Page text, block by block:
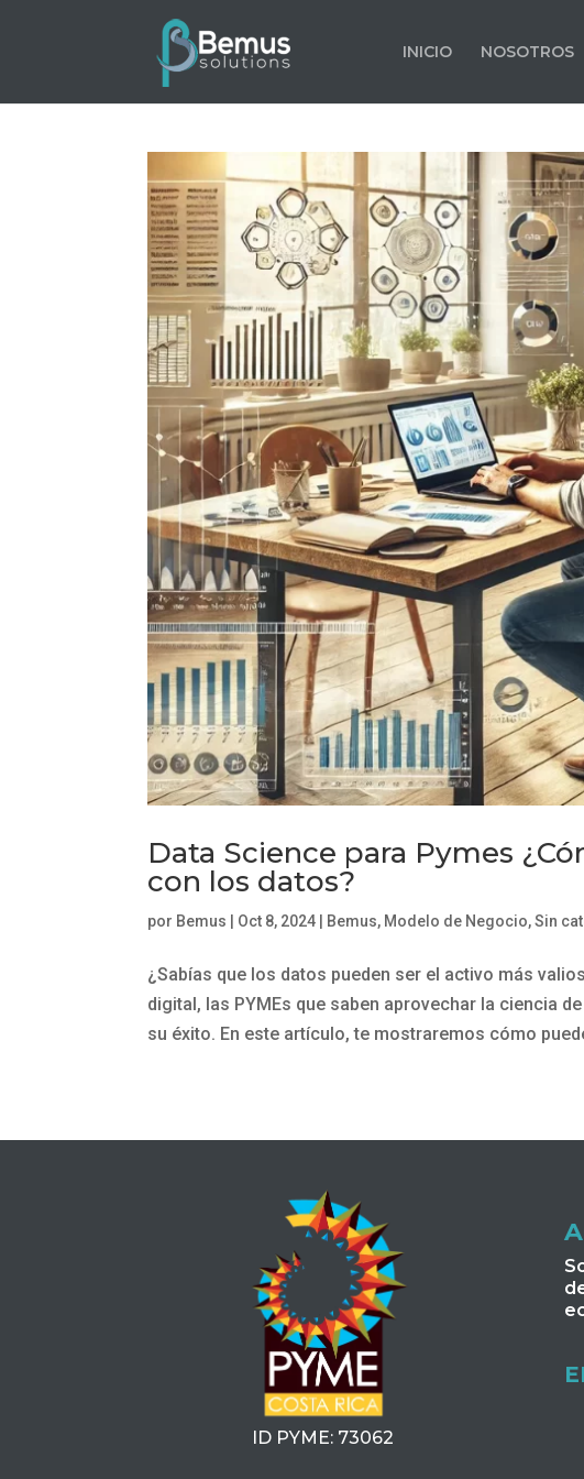
INICIO NOSOTROS
Data Science para Pymes
con los datos?
por Bemus Oct 8, 2024 Bemus, Modelo de Negocio,Sin
¿Sabías que los datos pueden ser el activo más
digital, las PYMEs que saben aprovechar la ciencia
su éxito. En este artículo, te mostraremos cómo
ID PYME: 73062